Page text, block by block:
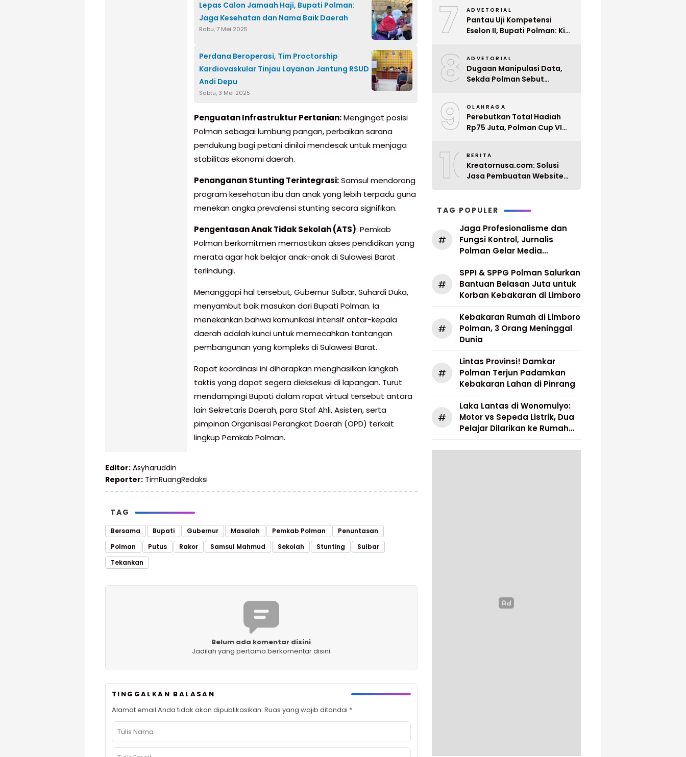
Lepas Calon Jamaah Haji, Bupati Polman:
Jaga Kesehatan dan Nama Baik Daerah
Rabu, 7 Mei 2025
Perdana Beroperasi, Tim Proctorship
Kardiovaskular Tinjau Layanan Jantung RSUD
Andi Depu
Sabtu, 3 Mei 2025
Penguatan Infrastruktur Pertanian:Mengingat posisi
Polman sebagai lumbung pangan, perbaikan sarana
pendukung bagi petani dinilai mendesak untuk menjaga
stabilitas ekonomi daerah.
Penanganan Stunting Terintegrasi:Samsul mendorong
program kesehatan ibu dan anak yang lebih terpadu guna
menekan angka prevalensi stunting secara signifikan.
Pengentasan Anak Tidak Sekolah (ATS): Pemkab
Polman berkomitmen memastikan akses pendidikan yang
merata agar hak belajar anak-anak di Sulawesi Barat
terlindungi.
Menanggapi hal tersebut, Gubernur Sulbar, Suhardi Duka,
menyambut baik masukan dari Bupati Polman. Ia
menekankan bahwa komunikasi intensif antar-kepala
daerah adalah kunci untuk memecahkan tantangan
pembangunan yang kompleks di Sulawesi Barat.
Rapat koordinasi ini diharapkan menghasilkan langkah
taktis yang dapat segera dieksekusi di lapangan. Turut
mendampingi Bupati dalam rapat virtual tersebut antara
lain Sekretaris Daerah, para Staf Ahli, Asisten, serta
pimpinan Organisasi Perangkat Daerah (OPD) terkait
lingkup Pemkab Polman.
Editor: Asyharuddin
Reporter: TimRuangRedaksi
TAG
Bersama Bupati Gubernur Masalah Pemkab Polman
Penuntasan
Polman
Putus Rakor Samsul Mahmud Sekolah Stunting
Sulbar
Tekankan
Belum ada komentar disini
Jadilah yang pertama berkomentar disini
TINGGALKAN BALASAN
Alamat email Anda tidak akan dipublikasikan. Ruas yang wajib ditandai *
7 ADVETORIAL
Pantau Uji Kompetensi
Eselon II, Bupati Polman: Kita
8 ADVETORIAL
Dugaan Manipulasi Data,
Sekda Polman Sebut
Ditunda
9 OLAHRAGA
Perebutkan Total Hadiah
Rp75 Juta, Polman Cup VI
10BERITA
Kreatornusa.com: Solusi
Jasa Pembuatan Website
TAG POPULER
#
Jaga Profesionalisme dan
Fungsi Kontrol, Jurnalis
Polman Gelar Media
#
SPPI & SPPG Polman Salurkan
Bantuan Belasan Juta untuk
Korban Kebakaran di Limboro
#
Kebakaran Rumah di Limboro
Polman, 3 Orang Meninggal
Dunia
#
Lintas Provinsi! Damkar
Polman Terjun Padamkan
Kebakaran Lahan di Pinrang
#
Laka Lantas di Wonomulyo:
Motor vs Sepeda Listrik, Dua
Pelajar Dilarikan ke Rumah